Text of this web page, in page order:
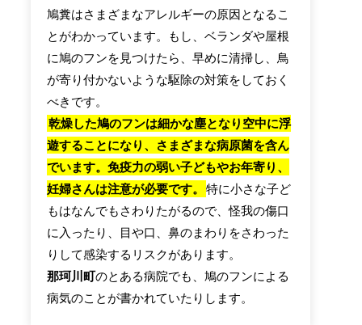
鳩糞はさまざまなアレルギーの原因となるこ
とがわかっています。もし、ベランダや屋根
に鳩のフンを見つけたら、早めに清掃し、鳥
が寄り付かないような駆除の対策をしておく
べきです。
乾燥した鳩のフンは細かな塵となり空中に浮
遊することになり、さまざまな病原菌を含ん
でいます。免疫力の弱い子どもやお年寄り、
妊婦さんは注意が必要です。
特に小さな子ど
もはなんでもさわりたがるので、怪我の傷口
に入ったり、目や口、鼻のまわりをさわった
りして感染するリスクがあります。
那珂川町のとある病院でも、鳩のフンによる
病気のことが書かれていたりします。